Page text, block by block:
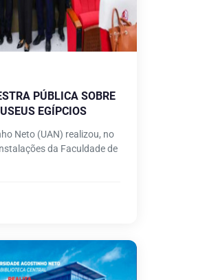
PÚBLICA SOBRE
EGÍPCIOS
Neto (UAN) realizou, no
da Faculdade de